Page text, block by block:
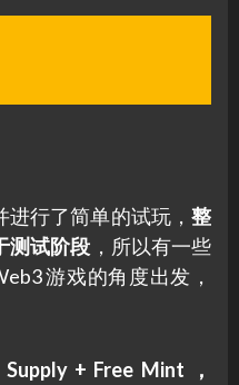
行了简单的试玩， 整
测试阶段 ，所以有一些
游戏的角度出发，
+ Free Mint ，